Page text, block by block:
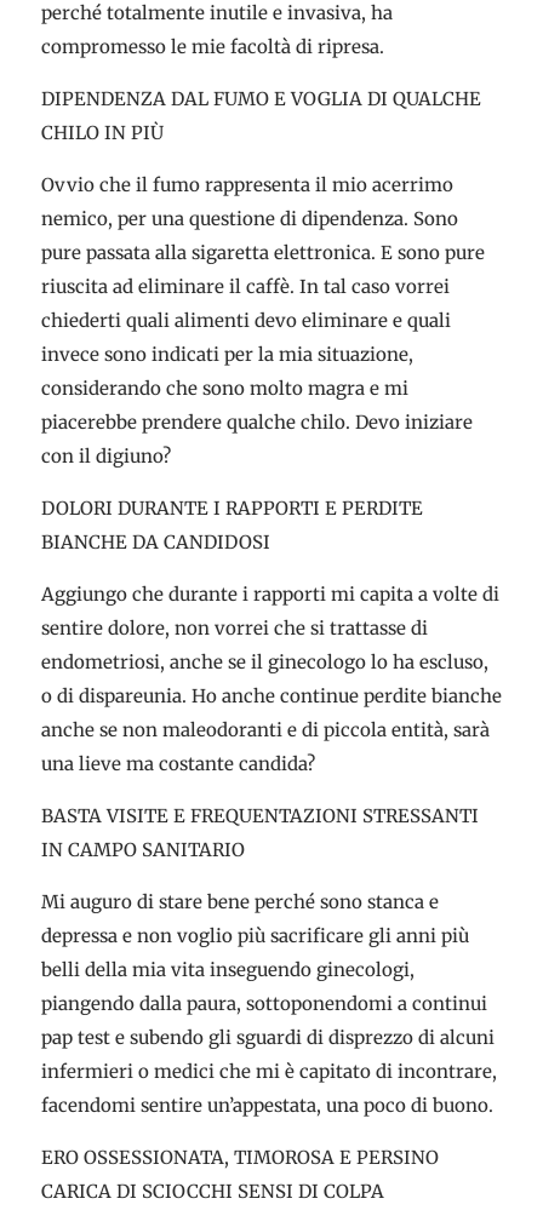
perché totalmente inutile e invasiva, ha
compromesso le mie facoltà di ripresa.
DIPENDENZA DAL FUMO E VOGLIA DI QUALCHE
CHILO IN PIÙ
Ovvio che il fumo rappresenta il mio acerrimo
nemico, per una questione di dipendenza. Sono
pure passata alla sigaretta elettronica. E sono pure
riuscita ad eliminare il caffè. In tal caso vorrei
chiederti quali alimenti devo eliminare e quali
invece sono indicati per la mia situazione,
considerando che sono molto magra e mi
piacerebbe prendere qualche chilo. Devo iniziare
con il digiuno?
DOLORI DURANTE I RAPPORTI E PERDITE
BIANCHE DA CANDIDOSI
Aggiungo che durante i rapporti mi capita a volte di
sentire dolore, non vorrei che si trattasse di
endometriosi, anche se il ginecologo lo ha escluso,
o di dispareunia. Ho anche continue perdite bianche
anche se non maleodoranti e di piccola entità, sarà
una lieve ma costante candida?
BASTA VISITE E FREQUENTAZIONI STRESSANTI
IN CAMPO SANITARIO
Mi auguro di stare bene perché sono stanca e
depressa e non voglio più sacrificare gli anni più
belli della mia vita inseguendo ginecologi,
piangendo dalla paura, sottoponendomi a continui
pap test e subendo gli sguardi di disprezzo di alcuni
infermieri o medici che mi è capitato di incontrare,
facendomi sentire un’appestata, una poco di buono.
ERO OSSESSIONATA, TIMOROSA E PERSINO
CARICA DI SCIOCCHI SENSI DI COLPA